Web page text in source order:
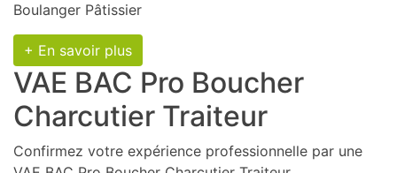
Boulanger Pâtissier
+ En savoir plus
VAE BAC Pro Boucher
Charcutier Traiteur
Confirmez votre expérience professionnelle par une